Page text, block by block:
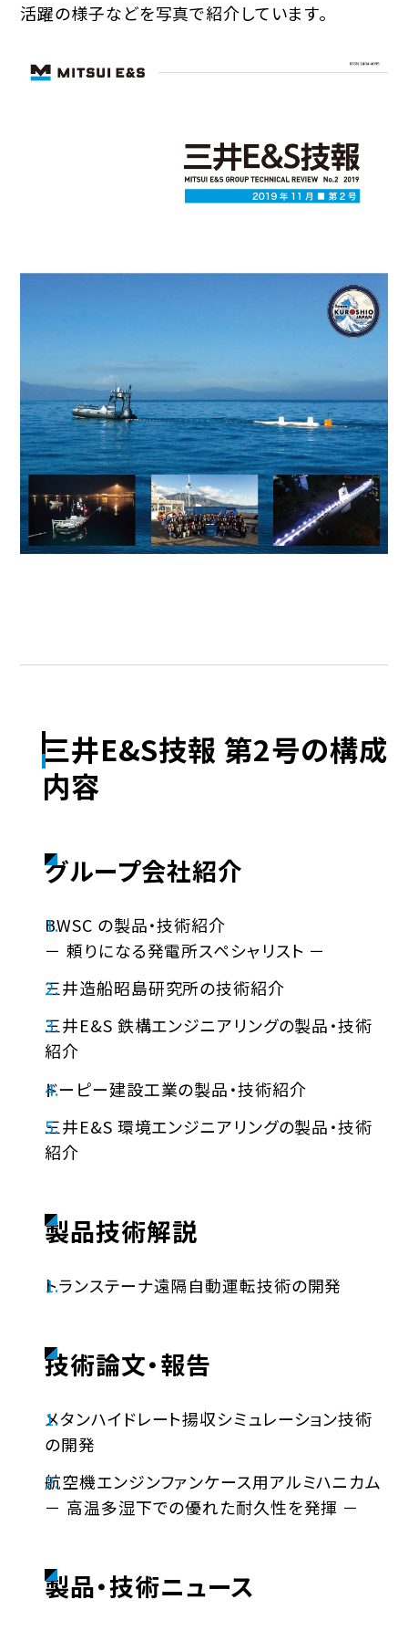
活躍の様子などを写真で紹介しています。
三井E&S技報 第2号の構成
内容
グループ会社紹介
BWSC の製品・技術紹介
－ 頼りになる発電所スペシャリスト －
三井造船昭島研究所の技術紹介
三井E&S 鉄構エンジニアリングの製品・技術
紹介
ドーピー建設工業の製品・技術紹介
三井E&S 環境エンジニアリングの製品・技術
紹介
製品技術解説
トランステーナ遠隔自動運転技術の開発
技術論文・報告
メタンハイドレート揚収シミュレーション技術
の開発
航空機エンジンファンケース用アルミハニカム
－ 高温多湿下での優れた耐久性を発揮 －
製品・技術ニュース